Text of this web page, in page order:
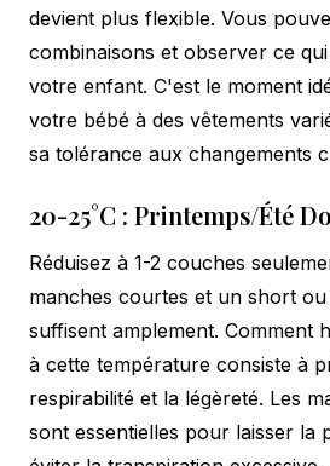
devient plus flexible. Vous
combinaisons et observer ce
votre enfant. C'est le moment
votre bébé à des vêtements
sa tolérance aux changements
20-25°C : Printemps/Été
Réduisez à 1-2 couches
manches courtes et un short
suffisent amplement. Comment
à cette température consiste à
respirabilité et la légèreté. Les
sont essentielles pour laisser la